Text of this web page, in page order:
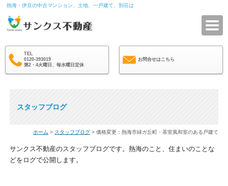
熱海・伊豆の中古マンション、土地、一戸建て、別荘は
TEL
0120-393019
第2・4火曜日、毎水曜日定休
お問合せはこちら
スタッフブログ
ホーム > スタッフブログ > 価格変更：熱海市緑ガ丘町・茶室風和室のある戸建て
サンクス不動産のスタッフブログです。熱海のこと、住まいのことな
どをログで公開します。